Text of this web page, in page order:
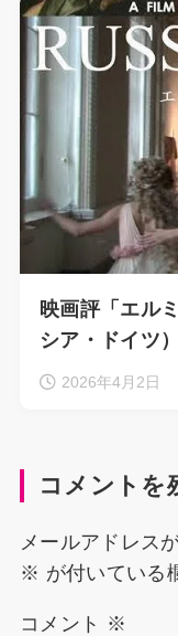
映画評「エル
シア・ドイツ）
2026年4月2日
コメントを
メールアドレス
※ が付いている
コメント ※